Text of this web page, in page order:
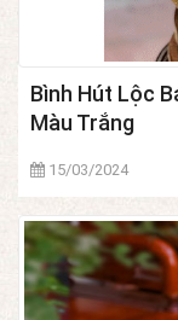
Bình Hút Lộc
Màu Trắng
15/03/2024